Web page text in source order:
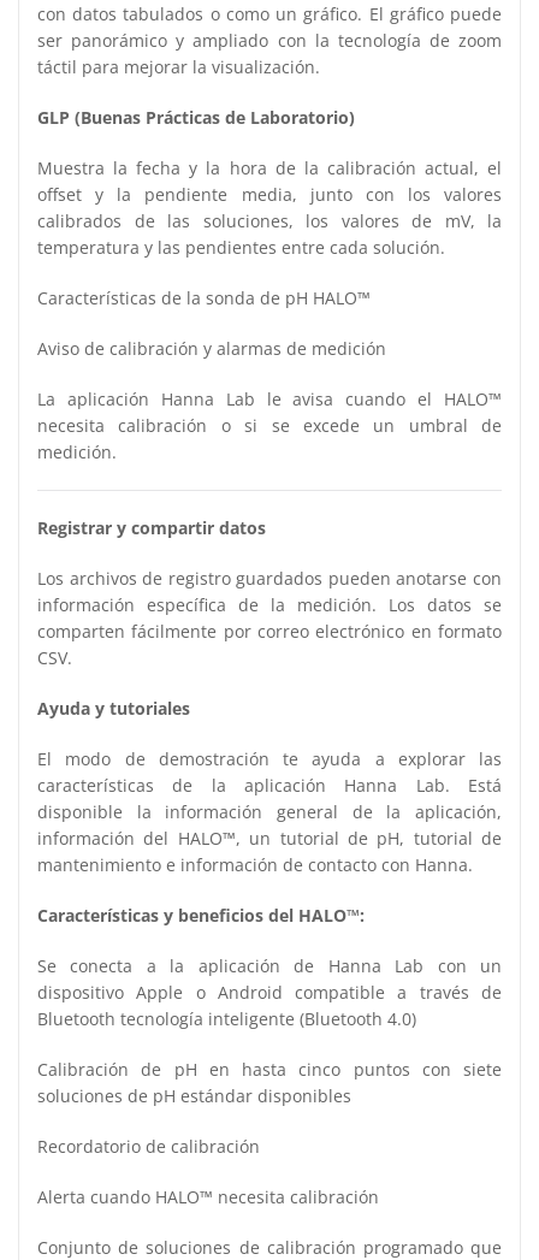
con datos tabulados o como un gráfico. El gráfico puede
ser panorámico y ampliado con la tecnología de zoom
táctil para mejorar la visualización.
GLP (Buenas Prácticas de Laboratorio)
Muestra la fecha y la hora de la calibración actual, el
offset y la pendiente media, junto con los valores
calibrados de las soluciones, los valores de mV, la
temperatura y las pendientes entre cada solución.
Características de la sonda de pH HALO™
Aviso de calibración y alarmas de medición
La aplicación Hanna Lab le avisa cuando el HALO™
necesita calibración o si se excede un umbral de
medición.
Registrar y compartir datos
Los archivos de registro guardados pueden anotarse con
información específica de la medición. Los datos se
comparten fácilmente por correo electrónico en formato
CSV.
Ayuda y tutoriales
El modo de demostración te ayuda a explorar las
características de la aplicación Hanna Lab. Está
disponible la información general de la aplicación,
información del HALO™, un tutorial de pH, tutorial de
mantenimiento e información de contacto con Hanna.
Características y beneficios del HALO™:
Se conecta a la aplicación de Hanna Lab con un
dispositivo Apple o Android compatible a través de
Bluetooth tecnología inteligente (Bluetooth 4.0)
Calibración de pH en hasta cinco puntos con siete
soluciones de pH estándar disponibles
Recordatorio de calibración
Alerta cuando HALO™ necesita calibración
Conjunto de soluciones de calibración programado que